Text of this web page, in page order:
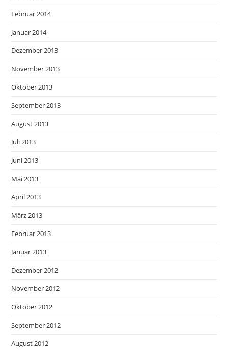
Februar 2014
Januar 2014
Dezember 2013
November 2013
Oktober 2013
September 2013
August 2013
Juli 2013
Juni 2013
Mai 2013
April 2013
März 2013
Februar 2013
Januar 2013
Dezember 2012
November 2012
Oktober 2012
September 2012
August 2012